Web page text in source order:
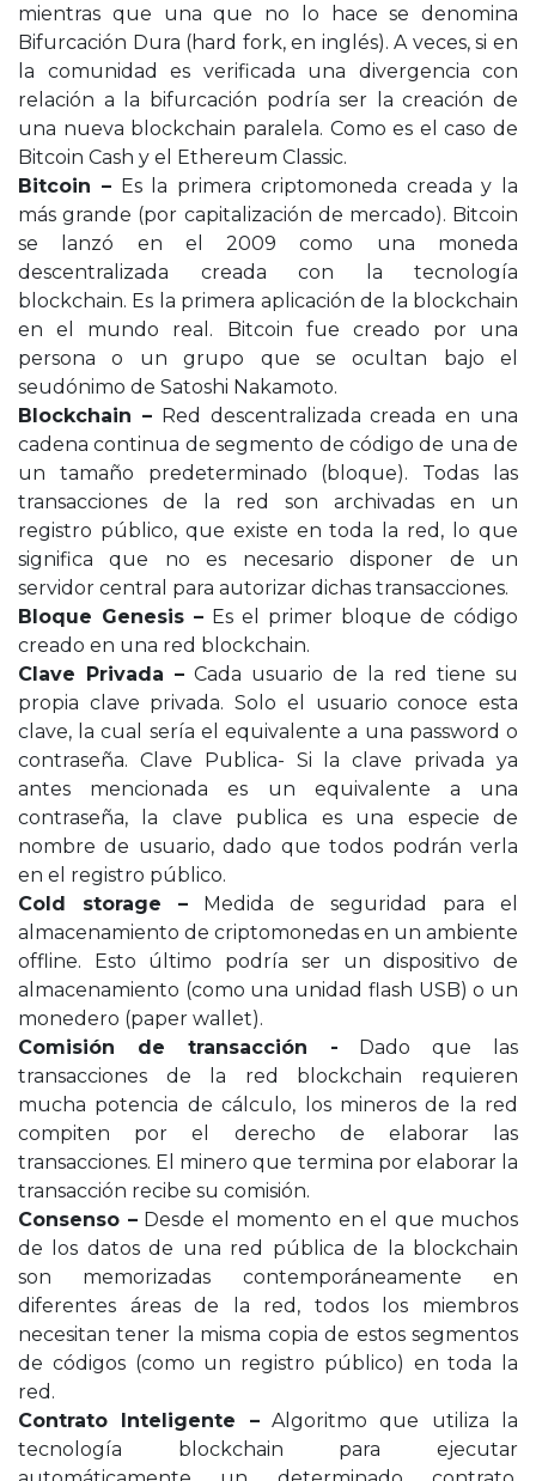
mientras que una que no lo hace se denomina
Bifurcación Dura (hard fork, en inglés). A veces, si en
la comunidad es verificada una divergencia con
relación a la bifurcación podría ser la creación de
una nueva blockchain paralela. Como es el caso de
Bitcoin Cash y el Ethereum Classic.
Bitcoin –Es la primera criptomoneda creada y la
más grande (por capitalización de mercado). Bitcoin
se lanzó en el 2009 como una moneda
descentralizada creada con la tecnología
blockchain. Es la primera aplicación de la blockchain
en el mundo real. Bitcoin fue creado por una
persona o un grupo que se ocultan bajo el
seudónimo de Satoshi Nakamoto.
Blockchain –Red descentralizada creada en una
cadena continua de segmento de código de una de
un tamaño predeterminado (bloque). Todas las
transacciones de la red son archivadas en un
registro público, que existe en toda la red, lo que
significa que no es necesario disponer de un
servidor central para autorizar dichas transacciones.
Bloque Genesis – Es el primer bloque de código
creado en una red blockchain.
Clave Privada – Cada usuario de la red tiene su
propia clave privada. Solo el usuario conoce esta
clave, la cual sería el equivalente a una password o
contraseña. Clave Publica- Si la clave privada ya
antes mencionada es un equivalente a una
contraseña, la clave publica es una especie de
nombre de usuario, dado que todos podrán verla
en el registro público.
Cold storage – Medida de seguridad para el
almacenamiento de criptomonedas en un ambiente
offline. Esto último podría ser un dispositivo de
almacenamiento (como una unidad flash USB) o un
monedero (paper wallet).
Comisión de transacción - Dado que las
transacciones de la red blockchain requieren
mucha potencia de cálculo, los mineros de la red
compiten por el derecho de elaborar las
transacciones. El minero que termina por elaborar la
transacción recibe su comisión.
Consenso –Desde el momento en el que muchos
de los datos de una red pública de la blockchain
son memorizadas contemporáneamente en
diferentes áreas de la red, todos los miembros
necesitan tener la misma copia de estos segmentos
de códigos (como un registro público) en toda la
red.
Contrato Inteligente –Algoritmo que utiliza la
tecnología blockchain para ejecutar